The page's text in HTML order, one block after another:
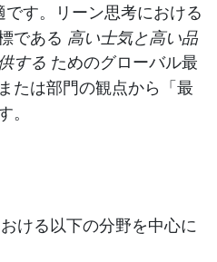
です。リーン思考における
である 高い士気と高い品
する ためのグローバル最
たは部門の観点から「最
。
ける以下の分野を中心に